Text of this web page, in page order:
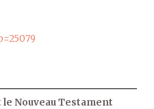
le Nouveau Testament